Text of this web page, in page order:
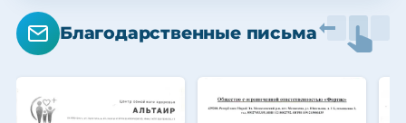
Благодарственные письма